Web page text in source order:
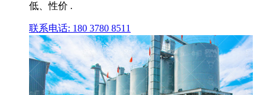
低、性价 .
联系电话: 180 3780 8511